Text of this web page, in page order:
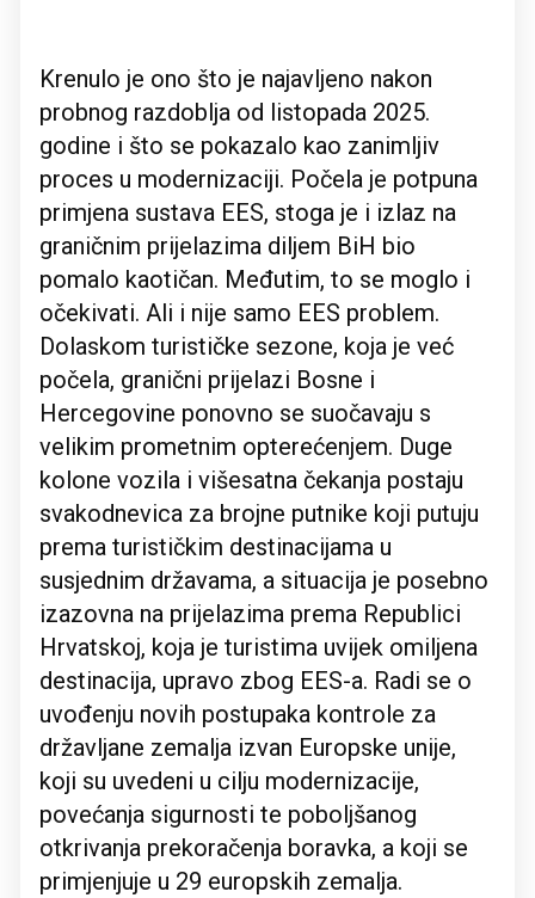
Krenulo je ono što je najavljeno nakon
probnog razdoblja od listopada 2025.
godine i što se pokazalo kao zanimljiv
proces u modernizaciji. Počela je potpuna
primjena sustava EES, stoga je i izlaz na
graničnim prijelazima diljem BiH bio
pomalo kaotičan. Međutim, to se moglo i
očekivati. Ali i nije samo EES problem.
Dolaskom turističke sezone, koja je već
počela, granični prijelazi Bosne i
Hercegovine ponovno se suočavaju s
velikim prometnim opterećenjem. Duge
kolone vozila i višesatna čekanja postaju
svakodnevica za brojne putnike koji putuju
prema turističkim destinacijama u
susjednim državama, a situacija je posebno
izazovna na prijelazima prema Republici
Hrvatskoj, koja je turistima uvijek omiljena
destinacija, upravo zbog EES-a. Radi se o
uvođenju novih postupaka kontrole za
državljane zemalja izvan Europske unije,
koji su uvedeni u cilju modernizacije,
povećanja sigurnosti te poboljšanog
otkrivanja prekoračenja boravka, a koji se
primjenjuje u 29 europskih zemalja.